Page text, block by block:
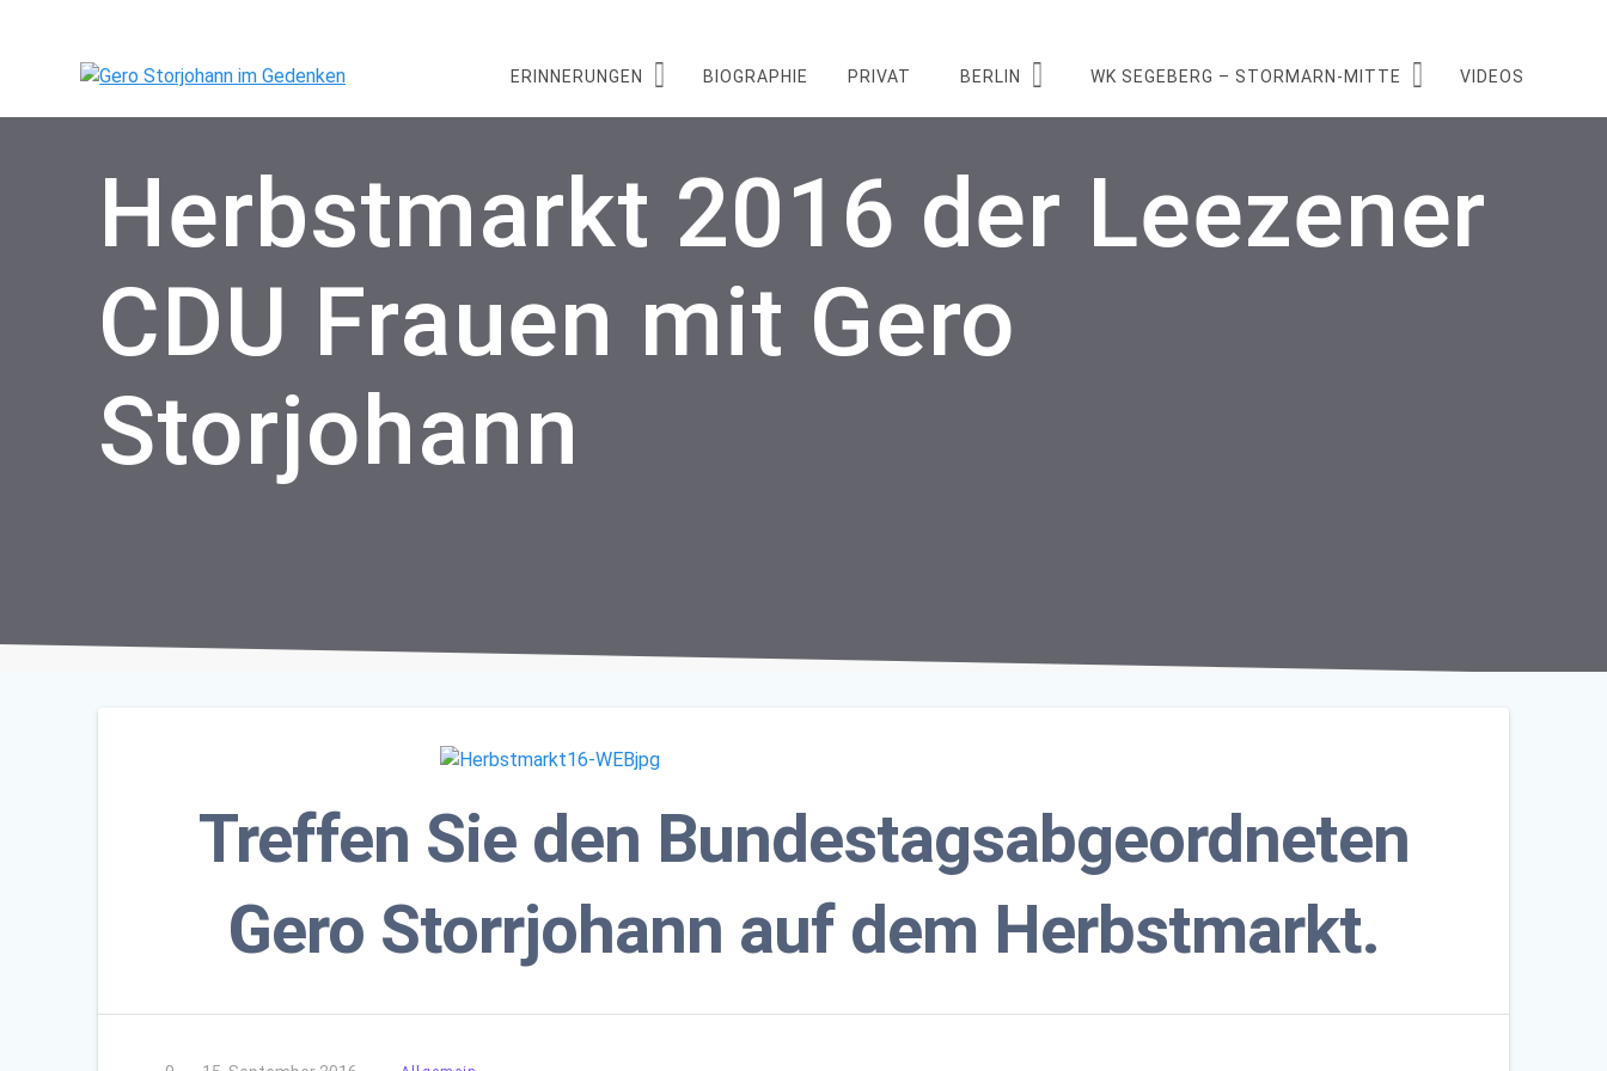
ERINNERUNGEN BIOGRAPHIE PRIVAT BERLIN WK SEGEBERG – STORMARN-MITTE VIDEOS
Herbstmarkt 2016 der Leezener
CDU Frauen mit Gero
Storjohann
Treffen Sie den Bundestagsabgeordneten
Gero Storrjohann auf dem Herbstmarkt.